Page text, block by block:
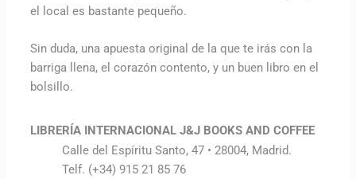
el local es bastante pequeño.
Sin duda, una apuesta original de la que te irás con la
barriga llena, el corazón contento, y un buen libro en el
bolsillo.
LIBRERÍA INTERNACIONAL J&J BOOKS AND COFFEE
Calle del Espíritu Santo, 47 • 28004, Madrid.
Telf. (+34) 915 21 85 76